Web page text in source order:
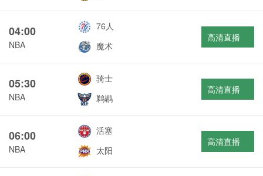
04:00
NBA
76人
魔术
高清直播
05:30
NBA
骑士
鹈鹕
高清直播
06:00
NBA
活塞
太阳
高清直播